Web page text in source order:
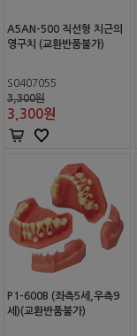
A5AN-500 직선형 치근의
영구치 (교환반품불가)
S0407055
3,300원
3,300원
P1-600B (좌측5세,우측9
세)(교환반품불가)